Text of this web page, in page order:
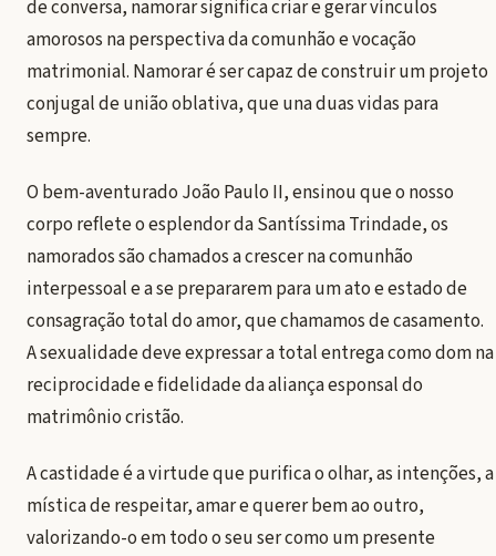
de conversa, namorar significa criar e gerar vínculos
amorosos na perspectiva da comunhão e vocação
matrimonial. Namorar é ser capaz de construir um projeto
conjugal de união oblativa, que una duas vidas para
sempre.
O bem-aventurado João Paulo II, ensinou que o nosso
corpo reflete o esplendor da Santíssima Trindade, os
namorados são chamados a crescer na comunhão
interpessoal e a se prepararem para um ato e estado de
consagração total do amor, que chamamos de casamento.
A sexualidade deve expressar a total entrega como dom na
reciprocidade e fidelidade da aliança esponsal do
matrimônio cristão.
A castidade é a virtude que purifica o olhar, as intenções, a
mística de respeitar, amar e querer bem ao outro,
valorizando-o em todo o seu ser como um presente